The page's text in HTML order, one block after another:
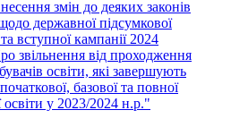
змін до деяких законів
державної підсумкової
та вступної кампанії 2024
звільнення від проходження
освіти, які завершують
базової та повної
освіти у 2023/2024 н.р."